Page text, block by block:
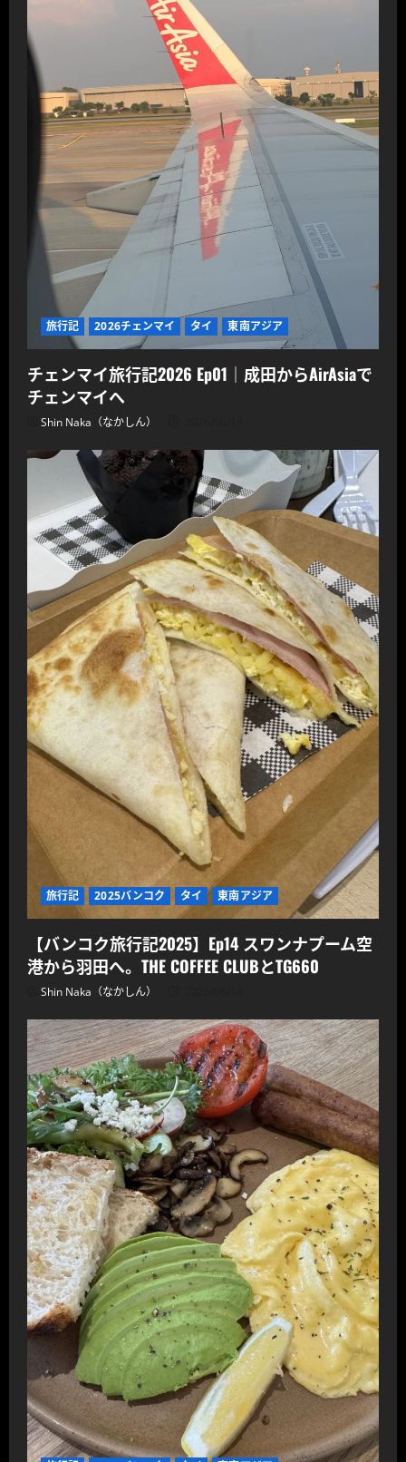
旅行記 2026チェンマイ タイ 東南アジア
チェンマイ旅行記2026 Ep01｜成田からAirAsiaで
チェンマイへ
Shin Naka（なかしん）
旅行記 2025バンコク タイ 東南アジア
【バンコク旅行記2025】Ep14 スワンナプーム空
港から羽田へ。THE COFFEE CLUBとTG660
Shin Naka（なかしん）